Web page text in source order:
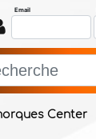
Center
Email